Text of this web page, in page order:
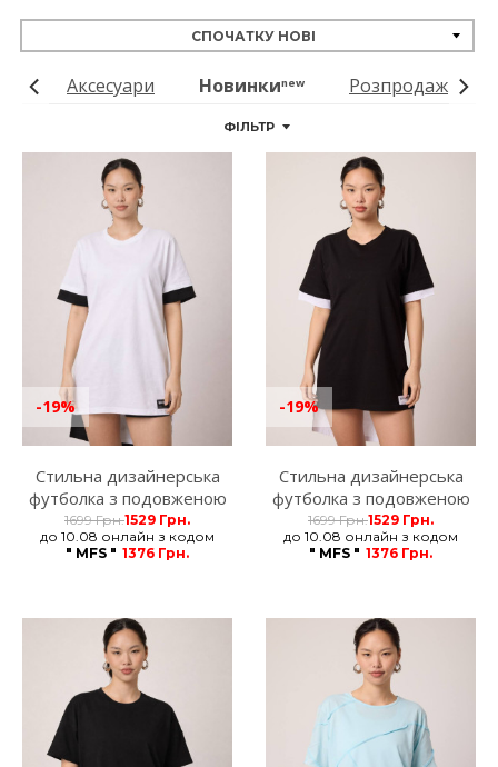
Аксесуари Новинкиnew Розпродаж
ФІЛЬТР
Стильна дизайнерська
футболка з подовженою
спинкою унісекс біла
MFStore
1699 Грн.1529 Грн.
до 10.08 онлайн з кодом
" MFS " 1376 Грн.
-19%
Стильна дизайнерська
футболка з подовженою
спинкою унісекс чорна
MFStore
1699 Грн.1529 Грн.
до 10.08 онлайн з кодом
" MFS " 1376 Грн.
-19%